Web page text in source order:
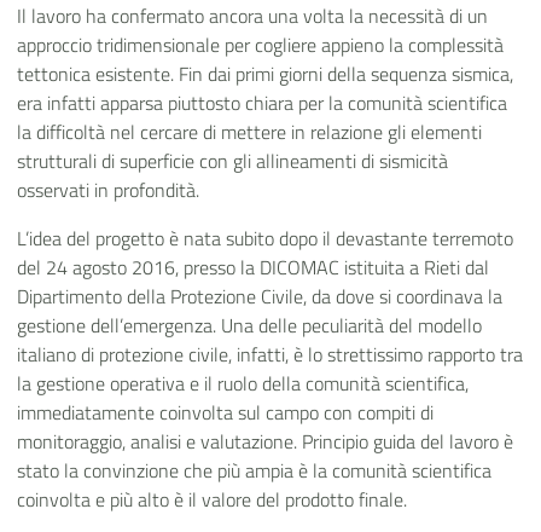
Il lavoro ha confermato ancora una volta la necessità di un
approccio tridimensionale per cogliere appieno la complessità
tettonica esistente. Fin dai primi giorni della sequenza sismica,
era infatti apparsa piuttosto chiara per la comunità scientifica
la difficoltà nel cercare di mettere in relazione gli elementi
strutturali di superficie con gli allineamenti di sismicità
osservati in profondità.
L’idea del progetto è nata subito dopo il devastante terremoto
del 24 agosto 2016, presso la DICOMAC istituita a Rieti dal
Dipartimento della Protezione Civile, da dove si coordinava la
gestione dell’emergenza. Una delle peculiarità del modello
italiano di protezione civile, infatti, è lo strettissimo rapporto tra
la gestione operativa e il ruolo della comunità scientifica,
immediatamente coinvolta sul campo con compiti di
monitoraggio, analisi e valutazione. Principio guida del lavoro è
stato la convinzione che più ampia è la comunità scientifica
coinvolta e più alto è il valore del prodotto finale.